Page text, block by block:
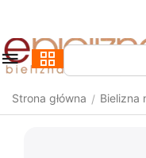
Strona główna / Bielizna